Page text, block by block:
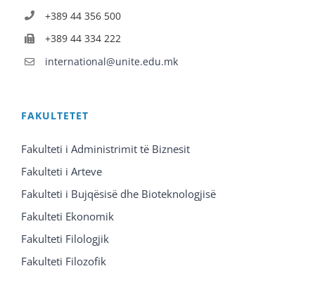
+389 44 356 500
+389 44 334 222
international@unite.edu.mk
FAKULTETET
Fakulteti i Administrimit të Biznesit
Fakulteti i Arteve
Fakulteti i Bujqësisë dhe Bioteknologjisë
Fakulteti Ekonomik
Fakulteti Filologjik
Fakulteti Filozofik